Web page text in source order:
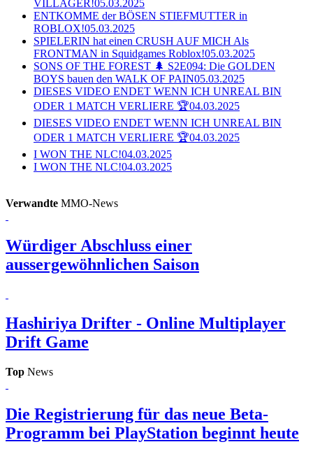
VILLAGER!05.03.2025
ENTKOMME der BÖSEN STIEFMUTTER in
ROBLOX!05.03.2025
SPIELERIN hat einen CRUSH AUF MICH Als
FRONTMAN in Squidgames Roblox!05.03.2025
SONS OF THE FOREST 🌲 S2E094: Die GOLDEN
BOYS bauen den WALK OF PAIN05.03.2025
DIESES VIDEO ENDET WENN ICH UNREAL BIN
ODER 1 MATCH VERLIERE 🏆04.03.2025
DIESES VIDEO ENDET WENN ICH UNREAL BIN
ODER 1 MATCH VERLIERE 🏆04.03.2025
I WON THE NLC!04.03.2025
I WON THE NLC!04.03.2025
Verwandte MMO-News
Würdiger Abschluss einer
aussergewöhnlichen Saison
Hashiriya Drifter - Online Multiplayer
Drift Game
Top News
Die Registrierung für das neue Beta-
Programm bei PlayStation beginnt heute